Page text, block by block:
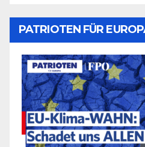
PATRIOTEN FÜR